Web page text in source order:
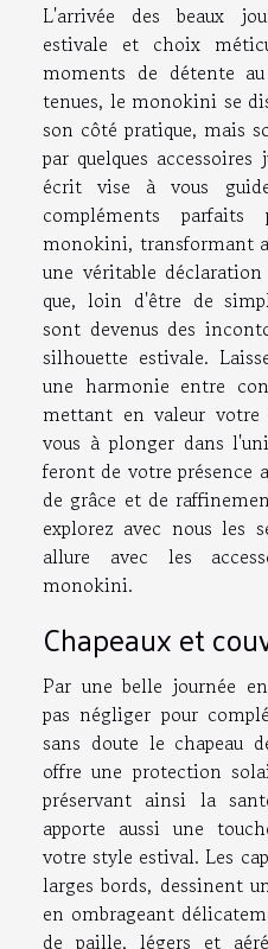
L'arrivée des beaux
estivale et choix
moments de détente
tenues, le monokini se
son côté pratique, mais
par quelques
écrit vise à vous
compléments parfaits
monokini, transformant
une véritable
que, loin d'être de
sont devenus des
silhouette estivale.
une harmonie entre
mettant en valeur votre
vous à plonger dans
feront de votre présence
de grâce et de
explorez avec nous les
allure avec les
monokini.
Chapeaux et
Par une belle journée
pas négliger pour
sans doute le chapeau
offre une protection
préservant ainsi la
apporte aussi une
votre style estival. Les
larges bords, dessinent
en ombrageant
de paille, légers et